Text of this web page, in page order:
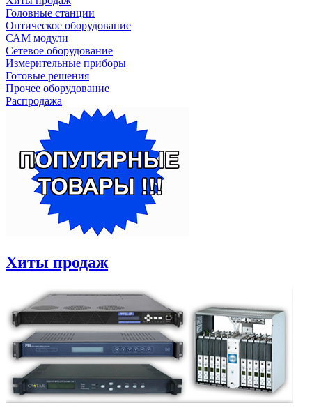
Головные станции
Оптическое оборудование
САM модули
Сетевое оборудование
Измерительные приборы
Готовые решения
Прочее оборудование
Распродажа
Хиты продаж